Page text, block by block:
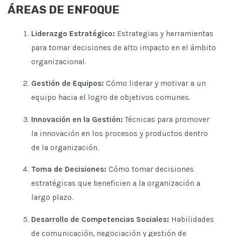
ÁREAS DE ENFOQUE
Liderazgo Estratégico: Estrategias y herramientas
para tomar decisiones de alto impacto en el ámbito
organizacional.
Gestión de Equipos: Cómo liderar y motivar a un
equipo hacia el logro de objetivos comunes.
Innovación en la Gestión: Técnicas para promover
la innovación en los procesos y productos dentro
de la organización.
Toma de Decisiones: Cómo tomar decisiones
estratégicas que beneficien a la organización a
largo plazo.
Desarrollo de Competencias Sociales: Habilidades
de comunicación, negociación y gestión de